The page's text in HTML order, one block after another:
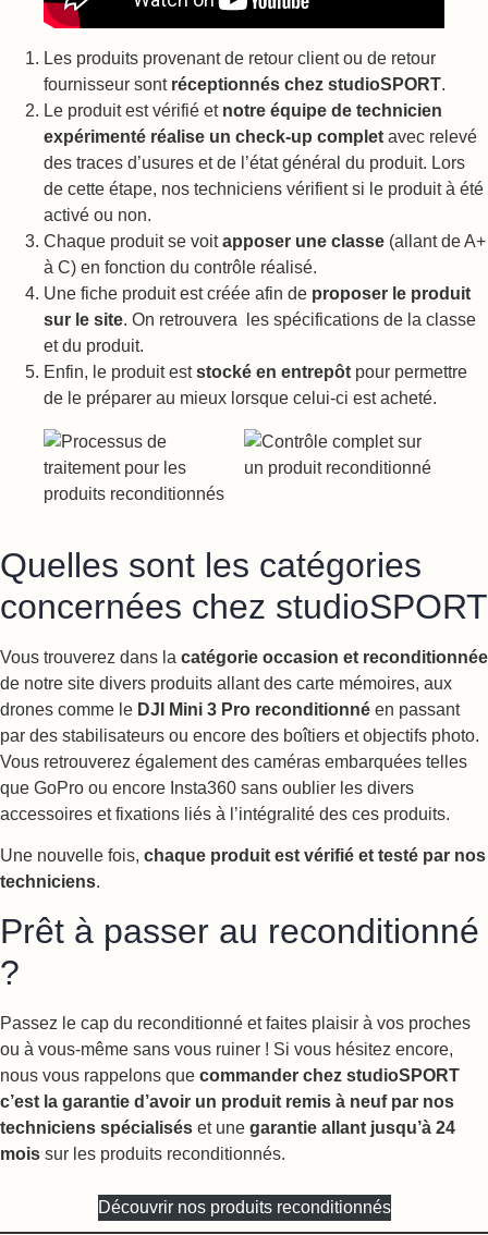
Les produits provenant de retour client ou de retour
fournisseur sont réceptionnés chez studioSPORT.
Le produit est vérifié et notre équipe de technicien
expérimenté réalise un check-up complet avec relevé
des traces d’usures et de l’état général du produit. Lors
de cette étape, nos techniciens vérifient si le produit à été
activé ou non.
Chaque produit se voitapposer une classe (allant de A+
à C) en fonction du contrôle réalisé.
Une fiche produit est créée afin de proposer le produit
sur le site. On retrouvera les spécifications de la classe
et du produit.
Enfin, le produit eststocké en entrepôt pour permettre
de le préparer au mieux lorsque celui-ci est acheté.
Quelles sont les catégories
concernées chez studioSPORT
Vous trouverez dans la catégorie occasion et reconditionnée
de notre site divers produits allant des carte mémoires, aux
drones comme le DJI Mini 3 Pro reconditionné en passant
par des stabilisateurs ou encore des boîtiers et objectifs photo.
Vous retrouverez également des caméras embarquées telles
que GoPro ou encore Insta360 sans oublier les divers
accessoires et fixations liés à l’intégralité des ces produits.
Une nouvelle fois, chaque produit est vérifié et testé par nos
techniciens.
Prêt à passer au reconditionné
?
Passez le cap du reconditionné et faites plaisir à vos proches
ou à vous-même sans vous ruiner ! Si vous hésitez encore,
nous vous rappelons que commander chez studioSPORT
c’est la garantie d’avoir un produit remis à neuf par nos
techniciens spécialisés et une garantie allant jusqu’à 24
mois sur les produits reconditionnés.
Découvrir nos produits reconditionnés